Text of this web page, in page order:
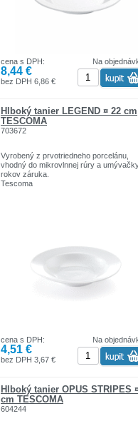
Na
cena s DPH:
8,44 €
bez DPH 6,86 €
Hlboký tanier LEGEND ¤ 22 cm
TESCOMA
703672
Vyrobený z prvotriedneho porcelánu,
vhodný do mikrovlnnej rúry a
rokov záruka.
Tescoma
Na
cena s DPH:
4,51 €
bez DPH 3,67 €
Hlboký tanier OPUS STRIPES
cm TESCOMA
604244